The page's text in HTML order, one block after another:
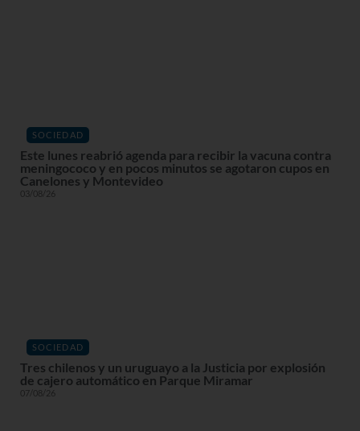
SOCIEDAD
Este lunes reabrió agenda para recibir la vacuna contra
meningococo y en pocos minutos se agotaron cupos en
Canelones y Montevideo
03/08/26
SOCIEDAD
Tres chilenos y un uruguayo a la Justicia por explosión
de cajero automático en Parque Miramar
07/08/26